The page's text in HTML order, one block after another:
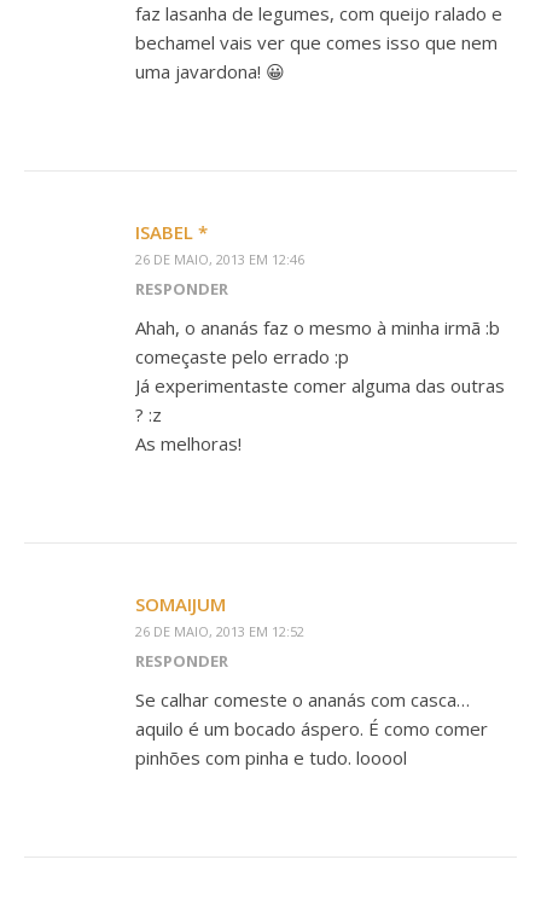
faz lasanha de legumes, com queijo ralado e
bechamel vais ver que comes isso que nem
uma javardona! 😀
ISABEL *
26 DE MAIO, 2013 EM 12:46
RESPONDER
Ahah, o ananás faz o mesmo à minha irmã :b
começaste pelo errado :p
Já experimentaste comer alguma das outras
? :z
As melhoras!
SOMAIJUM
26 DE MAIO, 2013 EM 12:52
RESPONDER
Se calhar comeste o ananás com casca…
aquilo é um bocado áspero. É como comer
pinhões com pinha e tudo. looool